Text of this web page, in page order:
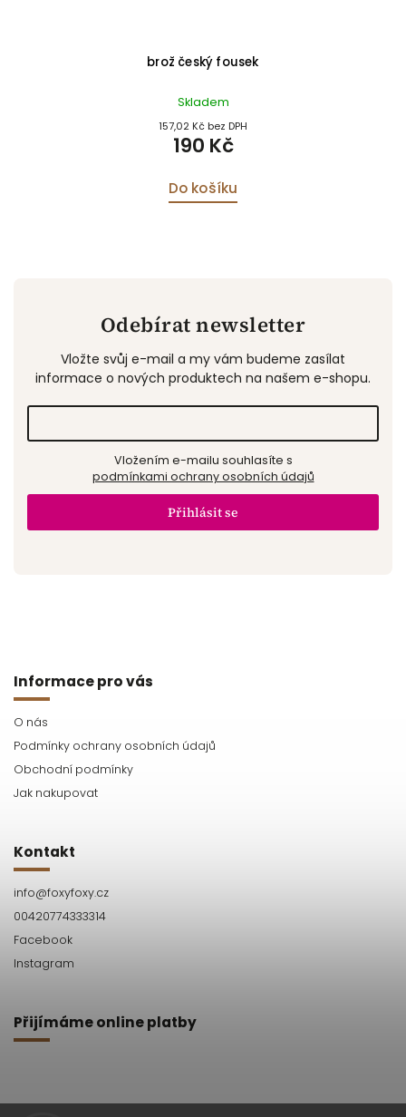
brož český fousek
Skladem
157,02 Kč bez DPH
190 Kč
Do košíku
Odebírat newsletter
Vložte svůj e-mail a my vám budeme zasílat
informace o nových produktech na našem e-shopu.
podmínkami ochrany osobních údajů
Přihlásit se
Informace pro vás
O nás
Podmínky ochrany osobních údajů
Obchodní podmínky
Jak nakupovat
Kontakt
info@foxyfoxy.cz
00420774333314
Facebook
Instagram
Přijímáme online platby